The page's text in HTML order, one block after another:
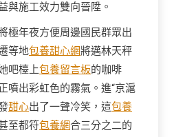
與施工效力雙向晉陞。
極年夜方便周邊國民群眾出
等地包養甜心網將邁林天秤
吧檯上包養留言板的咖啡
噴出彩虹色的霧氣。進“京滬
甜心出了一聲冷笑，這包養
至都符包養網合三分之二的